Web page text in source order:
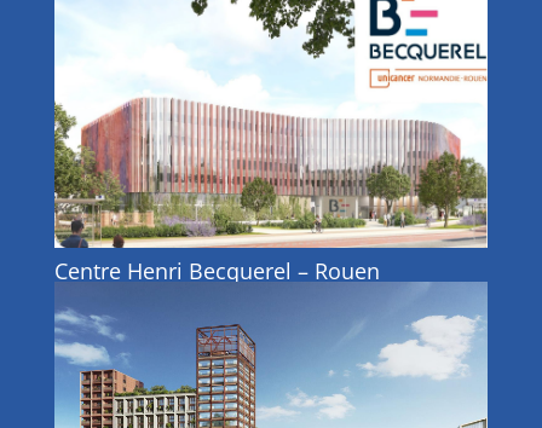
Centre Henri Becquerel – Rouen